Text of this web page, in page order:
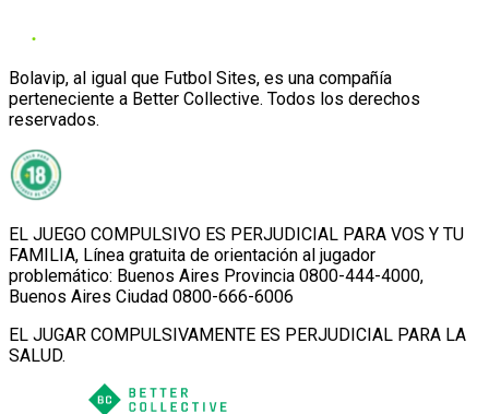
Bolavip, al igual que Futbol Sites, es una compañía
perteneciente a Better Collective. Todos los derechos
reservados.
EL JUEGO COMPULSIVO ES PERJUDICIAL PARA VOS Y TU
FAMILIA, Línea gratuita de orientación al jugador
problemático: Buenos Aires Provincia 0800-444-4000,
Buenos Aires Ciudad 0800-666-6006
EL JUGAR COMPULSIVAMENTE ES PERJUDICIAL PARA LA
SALUD.